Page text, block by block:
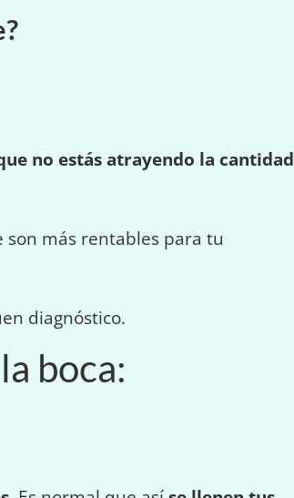
no estás atrayendo la cantidad
son más rentables para tu
diagnóstico.
boca: